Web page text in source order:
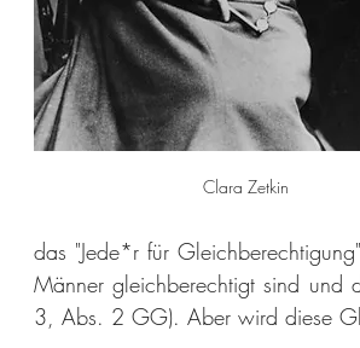
Clara Zetkin
das "Jede*r für
Männer gleichberechtigt sind und
3, Abs. 2 GG). Aber wird diese